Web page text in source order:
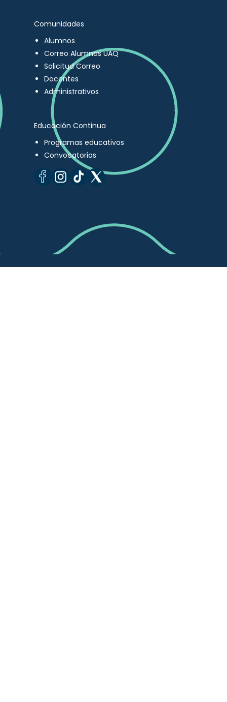
Comunidades
Alumnos
Correo Alumnos UAQ
Solicitud Correo
Docentes
Administrativos
Educación Continua
Programas educativos
Convocatorias